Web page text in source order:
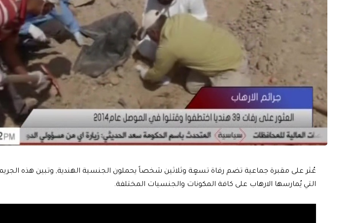
عُثر على مقبرة جماعية تضم رفاة تسعٍة وثلاثين شخصاً يحملون الجنسية الهندية, وتبين هذه
التي يُمارسها الارهاب على كافة المكونات والجنسيات المختلفة.